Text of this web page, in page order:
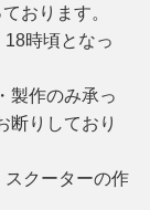
おります。
時頃となっ
製作のみ承っ
断りしており
クーターの作